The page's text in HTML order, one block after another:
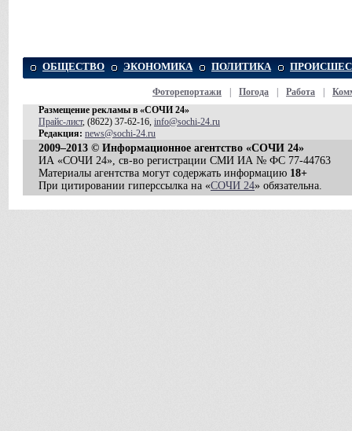
ОБЩЕСТВО ЭКОНОМИКА ПОЛИТИКА
Фоторепортажи Погода Работа
Размещение рекламы в «СОЧИ 24»
Прайс-лист, (8622) 37-62-16, info@sochi-24.ru
Редакция: news@sochi-24.ru
2009–2013 © Информационное агентство «СОЧИ 24»
ИА «СОЧИ 24», св-во регистрации СМИ ИА № ФС 77-44763
Материалы агентства могут содержать информацию 18+
При цитировании гиперссылка на «СОЧИ 24» обязательна.